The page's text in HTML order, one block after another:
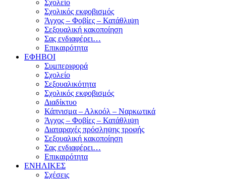
Σχολείο
Σχολικός εκφοβισμός
Άγχος – Φοβίες – Κατάθλιψη
Σεξουαλική κακοποίηση
Σας ενδιαφέρει…
Επικαιρότητα
ΕΦΗΒΟΙ
Συμπεριφορά
Σχολείο
Σεξουαλικότητα
Σχολικός εκφοβισμός
Διαδίκτυο
Κάπνισμα – Αλκοόλ – Ναρκωτικά
Άγχος – Φοβίες – Κατάθλιψη
Διαταραχές πρόσληψης τροφής
Σεξουαλική κακοποίηση
Σας ενδιαφέρει…
Επικαιρότητα
ΕΝΗΛΙΚΕΣ
Σχέσεις